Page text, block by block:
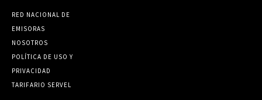
RED NACIONAL DE
EMISORAS
NOSOTROS
POLÍTICA DE USO Y
PRIVACIDAD
TARIFARIO SERVEL